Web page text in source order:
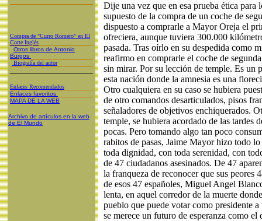
Compra de "Curro Romero" en El
Corte Inglés
Otros libros de Antonio
Burgos
Biografía del autor
Enlaces Recomendados
Enlaces favoritos
MAPA DE LA WEB
Archivo de artículos en la web
de El Mundo
Dije una vez que en esa prueba ética para
supuesto de la compra de un coche de
dispuesto a comprarle a Mayor Oreja el
ofreciera, aunque tuviera 300.000
pasada. Tras oírlo en su despedida como
reafirmo en comprarle el coche de
sin mirar. Por su lección de temple. Es un
esta nación donde la amnesia es una
Otro cualquiera en su caso se hubiera
de otro comandos desarticulados, pisos
señaladores de objetivos enchiquerados.
temple, se hubiera acordado de las tardes
pocas. Pero tomando algo tan poco
rabitos de pasas, Jaime Mayor hizo todo
toda dignidad, con toda serenidad, con
de 47 ciudadanos asesinados. De 47
la franqueza de reconocer que sus peores
de esos 47 españoles, Miguel Angel
lenta, en aquel corredor de la muerte
pueblo que puede votar como presidente
se merece un futuro de esperanza como el